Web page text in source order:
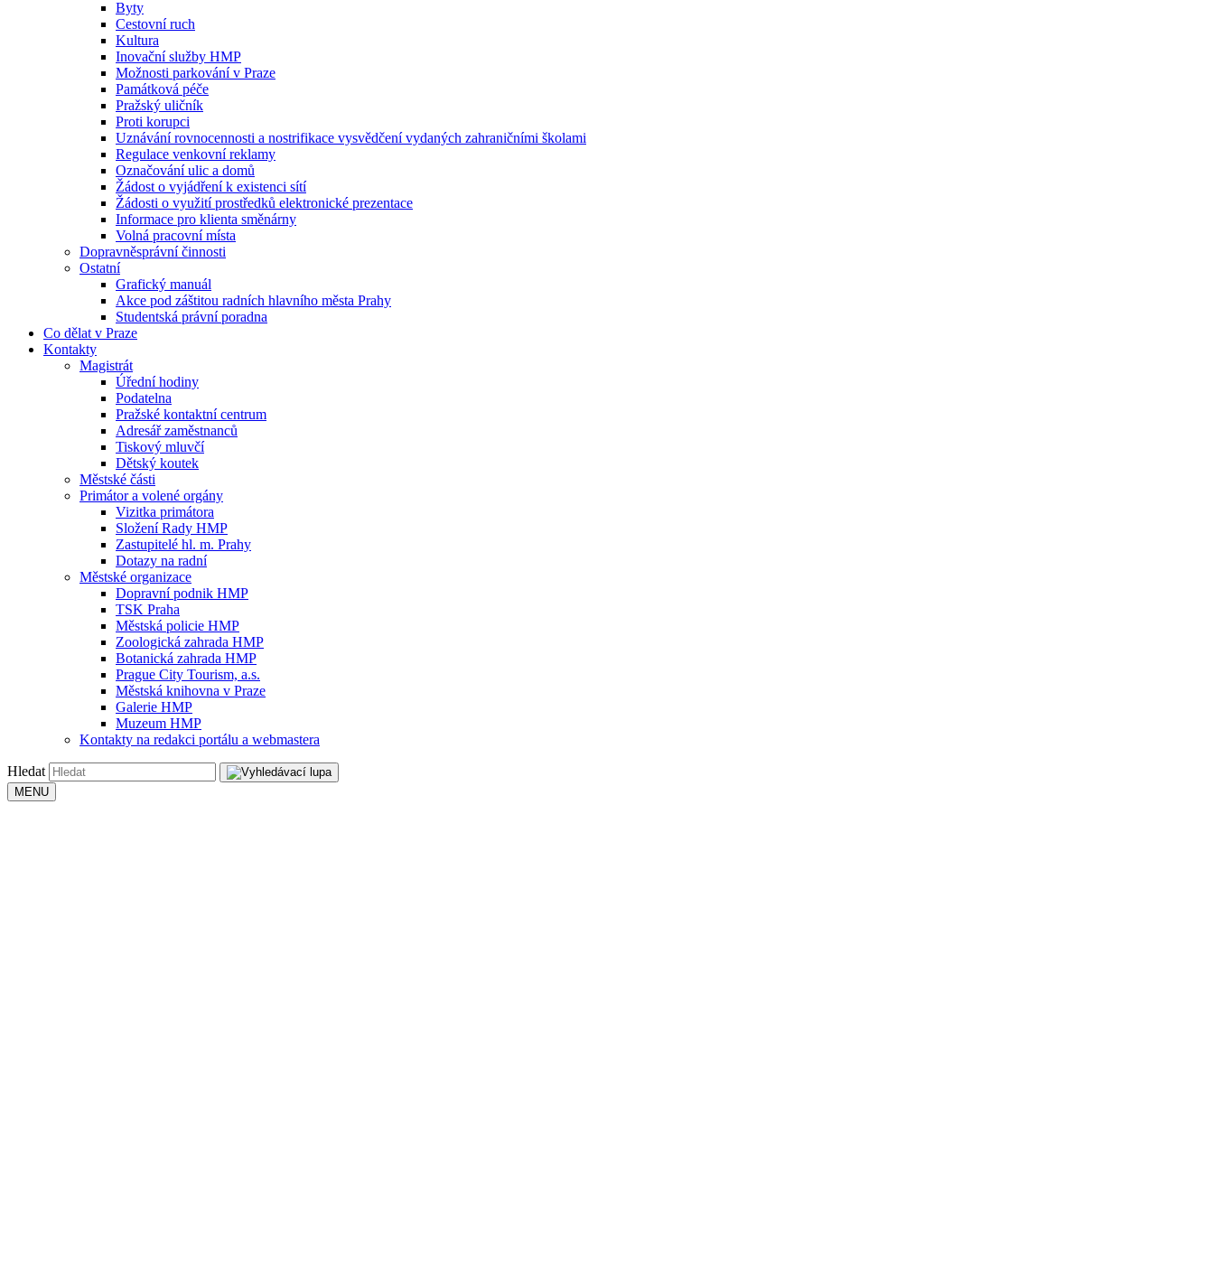
Byty
Cestovní ruch
Kultura
Inovační služby HMP
Možnosti parkování v Praze
Památková péče
Pražský uličník
Proti korupci
Uznávání rovnocennosti a nostrifikace vysvědčení vydaných zahraničními školami
Regulace venkovní reklamy
Označování ulic a domů
Žádost o vyjádření k existenci sítí
Žádosti o využití prostředků elektronické prezentace
Informace pro klienta směnárny
Volná pracovní místa
Dopravněsprávní činnosti
Ostatní
Grafický manuál
Akce pod záštitou radních hlavního města Prahy
Studentská právní poradna
Co dělat v Praze
Kontakty
Magistrát
Úřední hodiny
Podatelna
Pražské kontaktní centrum
Adresář zaměstnanců
Tiskový mluvčí
Dětský koutek
Městské části
Primátor a volené orgány
Vizitka primátora
Složení Rady HMP
Zastupitelé hl. m. Prahy
Dotazy na radní
Městské organizace
Dopravní podnik HMP
TSK Praha
Městská policie HMP
Zoologická zahrada HMP
Botanická zahrada HMP
Prague City Tourism, a.s.
Městská knihovna v Praze
Galerie HMP
Muzeum HMP
Kontakty na redakci portálu a webmastera
Hledat
MENU